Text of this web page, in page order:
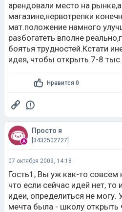
арендовали место на
магазине,нервотрепки
мат.положение намного
разбогатеть вполне
боятья трудностей.Кстати
идея, чтобы открыть 7-8
Нравится 0
Просто я
[3432502727]
07 октября 2009, 14:18
Гость1, Вы уж как-то совсем
что если сейчас идей нет, то
идеи, определиться не
мечта была - школу открыть